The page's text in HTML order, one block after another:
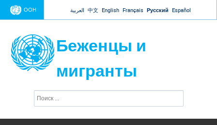
Jump to navigation
ООН العربية 中文 English Français Русский Español
Беженцы и
мигранты
и